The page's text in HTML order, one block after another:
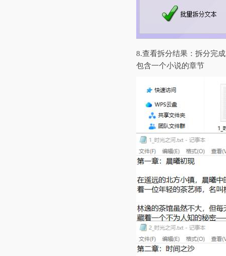
8.查看拆分结果：拆分完
包含一个小说的章节